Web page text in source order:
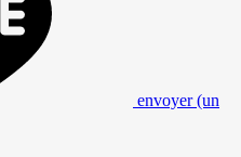
envoyer (un